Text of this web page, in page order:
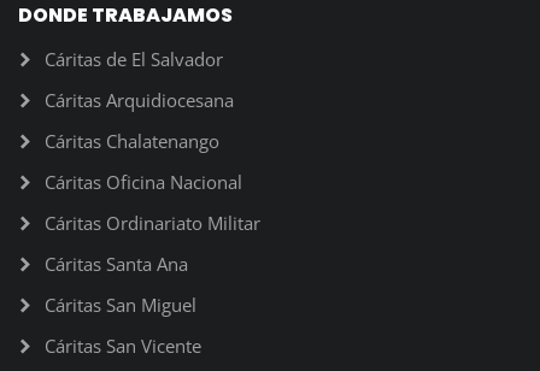
DONDE TRABAJAMOS
Cáritas de El Salvador
Cáritas Arquidiocesana
Cáritas Chalatenango
Cáritas Oficina Nacional
Cáritas Ordinariato Militar
Cáritas Santa Ana
Cáritas San Miguel
Cáritas San Vicente